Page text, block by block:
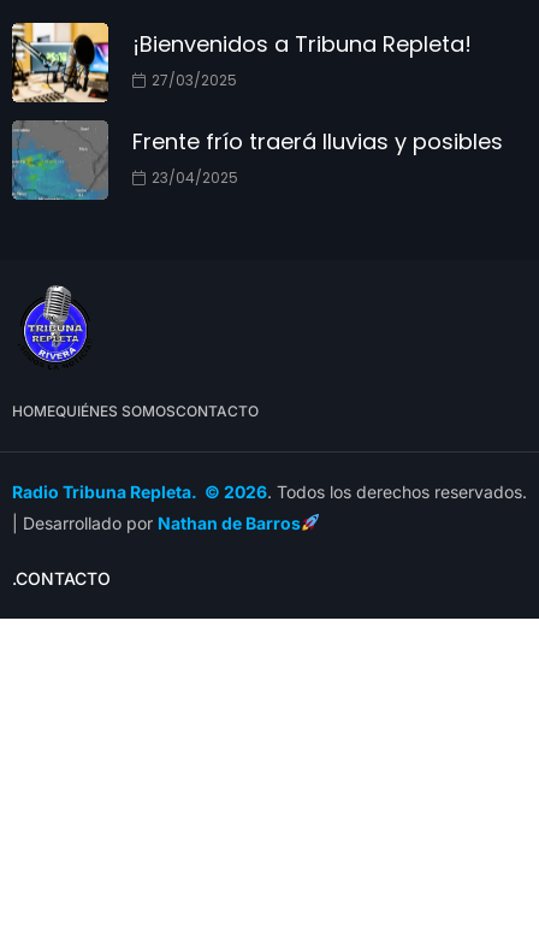
¡Bienvenidos a Tribuna Repleta!
27/03/2025
Frente frío traerá lluvias y posibles
23/04/2025
HOMEQUIÉNES SOMOSCONTACTO
Radio Tribuna Repleta. © 2026. Todos los derechos reservados.
| Desarrollado por Nathan de Barros
.CONTACTO